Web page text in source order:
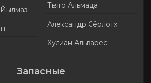
Тьяго Альмада
Александр Сёрлотх
Хулиан Альварес
Запасные